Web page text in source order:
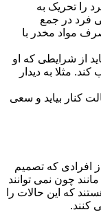
را تحریک به
فرد در جمع
مواد مخدر با
از شرایطی که او
مثلا به دیدار
کنار بیاید و سعی
افرادی که تصمیم
چون نمی توانند
که این حالات را
کنند.